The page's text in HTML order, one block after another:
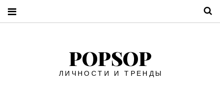
POPSOP
ЛИЧНОСТИ И ТРЕНДЫ